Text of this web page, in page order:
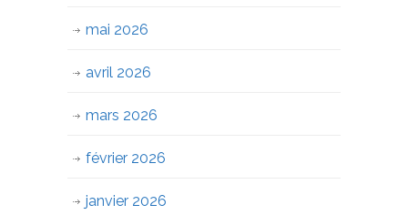
mai 2026
avril 2026
mars 2026
février 2026
janvier 2026